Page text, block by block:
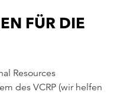
FÜR DIE
Resources
des VCRP (wir helfen